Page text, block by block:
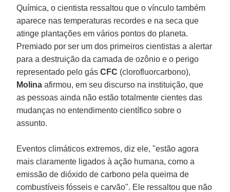
Química, o cientista ressaltou que o vínculo também
aparece nas temperaturas recordes e na seca que
atinge plantações em vários pontos do planeta.
Premiado por ser um dos primeiros cientistas a alertar
para a destruição da camada de ozônio e o perigo
representado pelo gásCFC (clorofluorcarbono),
Molinaafirmou, em seu discurso na instituição, que
as pessoas ainda não estão totalmente cientes das
mudanças no entendimento científico sobre o
assunto.
Eventos climáticos extremos, diz ele, "estão agora
mais claramente ligados à ação humana, como a
emissão de dióxido de carbono pela queima de
combustíveis fósseis e carvão". Ele ressaltou que não